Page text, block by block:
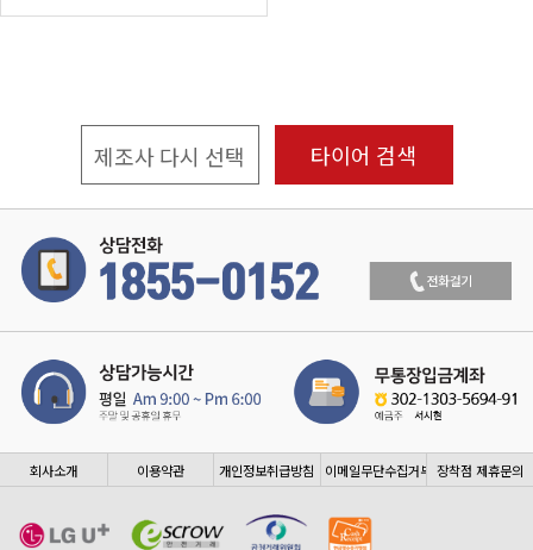
제조사 다시 선택 타이어 검색
회사소개 이용약관 개인정보취급방침 이메일무단수집거부 장착점 제휴문의